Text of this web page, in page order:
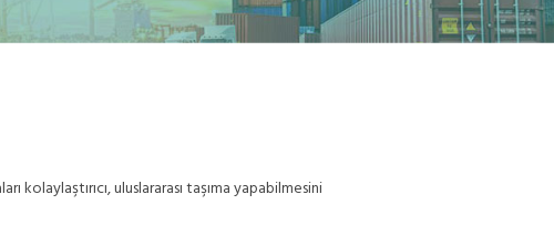
kolaylaştırıcı, uluslararası taşıma yapabilmesini